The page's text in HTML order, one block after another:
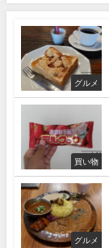
グルメ
買い物
グルメ